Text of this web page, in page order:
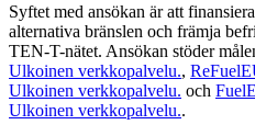
Syftet med ansökan är att
alternativa bränslen och främja
TEN-T-nätet. Ansökan stöder
Ulkoinen verkkopalvelu.,
Ulkoinen verkkopalvelu. och
Ulkoinen verkkopalvelu..